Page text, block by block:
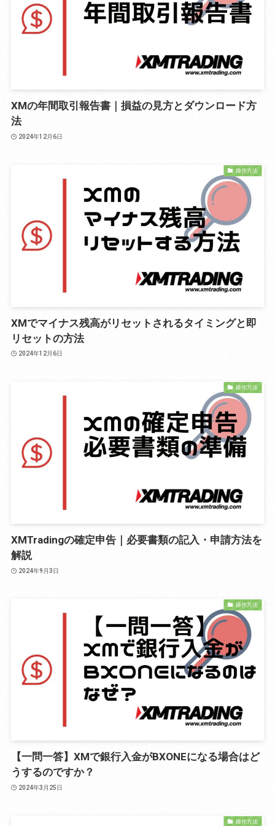
XMの年間取引報告書｜損益の見方とダウンロード方
法
2024年12月6日
操作方法
XMでマイナス残高がリセットされるタイミングと即
リセットの方法
2024年12月6日
操作方法
XMTradingの確定申告｜必要書類の記入・申請方法を
解説
2024年9月3日
操作方法
【一問一答】XMで銀行入金がBXONEになる場合はど
うするのですか？
2024年3月25日
操作方法